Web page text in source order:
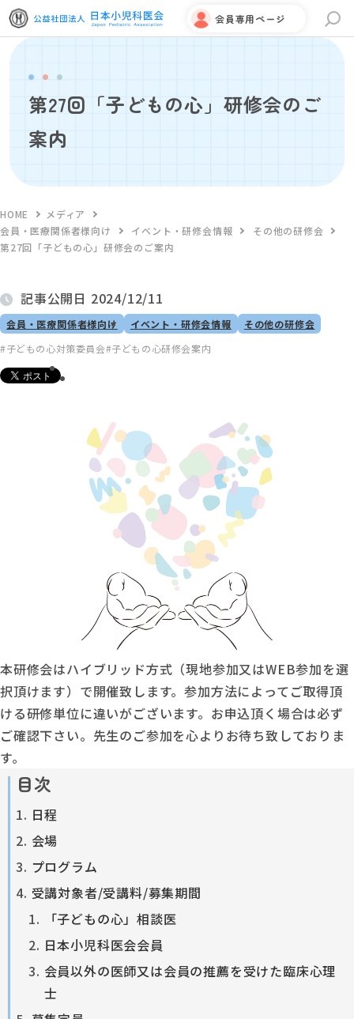
会員専用ページ
第27回「子どもの心」研修会のご
案内
HOME
メディア
会員・医療関係者様向け
イベント・研修会情報
その他の研修会
第27回「子どもの心」研修会のご案内
記事公開日 2024/12/11
会員・医療関係者様向け イベント・研修会情報
その他の研修会
子どもの心対策委員会 子どもの心研修会案内
本研修会はハイブリッド方式（現地参加又はWEB参加を選
択頂けます）で開催致します。参加方法によってご取得頂
ける研修単位に違いがございます。お申込頂く場合は必ず
ご確認下さい。先生のご参加を心よりお待ち致しておりま
す。
目次
日程
会場
プログラム
受講対象者/受講料/募集期間
「子どもの心」相談医
日本小児科医会会員
会員以外の医師又は会員の推薦を受けた臨床心理
士